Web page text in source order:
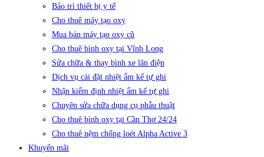
Bảo trì thiết bị y tế
Cho thuê máy tạo oxy
Mua bán máy tạo oxy cũ
Cho thuê bình oxy tại Vĩnh Long
Sửa chữa & thay bình xe lăn điện
Dịch vụ cài đặt nhiệt ẩm kế tự ghi
Nhận kiểm định nhiệt ẩm kế tự ghi
Chuyên sửa chữa dụng cụ phẫu thuật
Cho thuê bình oxy tại Cần Thơ 24/24
Cho thuê nệm chống loét Alpha Active 3
Khuyến mãi